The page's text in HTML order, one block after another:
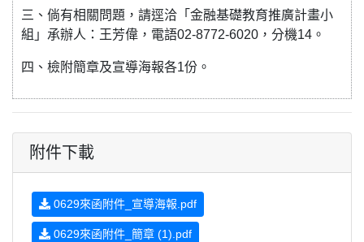
三、倘有相關問題，請逕洽「金融基礎教育推廣計畫小
組」承辦人：王芳偉，電語02-8772-6020，分機14。
四、檢附簡章及宣導海報各1份。
附件下載
0629來函附件_宣導海報.pdf
0629來函附件_簡章 (1).pdf